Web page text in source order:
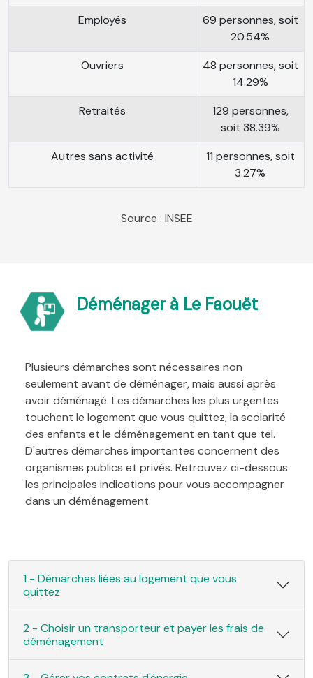
Employés
69 personnes, soit
20.54%
Ouvriers
48 personnes, soit
14.29%
Retraités
129 personnes,
soit 38.39%
Autres sans activité
11 personnes, soit
3.27%
Source : INSEE
Déménager à Le Faouët
Plusieurs démarches sont nécessaires non
seulement avant de déménager, mais aussi après
avoir déménagé. Les démarches les plus urgentes
touchent le logement que vous quittez, la scolarité
des enfants et le déménagement en tant que tel.
D'autres démarches importantes concernent des
organismes publics et privés. Retrouvez ci-dessous
les principales indications pour vous accompagner
dans un déménagement.
1 - Démarches liées au logement que vous
quittez
2 - Choisir un transporteur et payer les frais de
déménagement